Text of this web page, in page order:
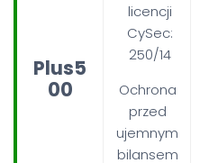
Plus5
00
licencji
CySec:
250/14
Ochrona
przed
ujemnym
bilansem